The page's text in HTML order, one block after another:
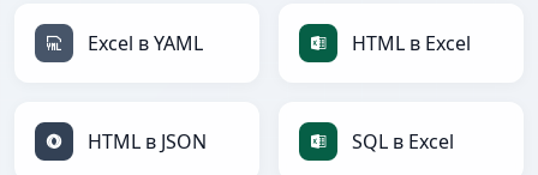
Excel в YAML HTML в Excel
HTML в JSON SQL в Excel